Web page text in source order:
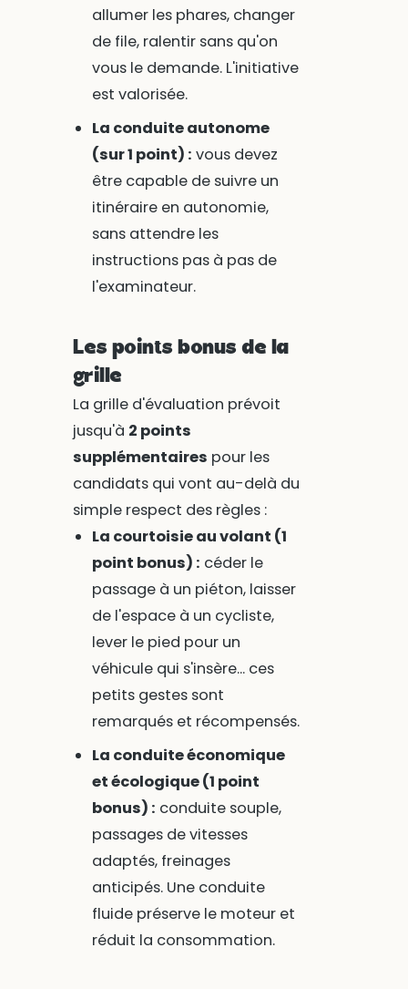
allumer les phares, changer
de file, ralentir sans qu'on
vous le demande. L'initiative
est valorisée.
La conduite autonome
(sur 1 point) : vous devez
être capable de suivre un
itinéraire en autonomie,
sans attendre les
instructions pas à pas de
l'examinateur.
Les points bonus de la
grille
La grille d'évaluation prévoit
jusqu'à 2 points
supplémentaires pour les
candidats qui vont au-delà du
simple respect des règles :
La courtoisie au volant (1
point bonus) : céder le
passage à un piéton, laisser
de l'espace à un cycliste,
lever le pied pour un
véhicule qui s'insère... ces
petits gestes sont
remarqués et récompensés.
La conduite économique
et écologique (1 point
bonus) : conduite souple,
passages de vitesses
adaptés, freinages
anticipés. Une conduite
fluide préserve le moteur et
réduit la consommation.